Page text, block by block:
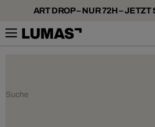
ART DROP – NUR 72H – JETZT